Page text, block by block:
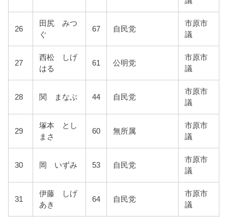
26
田尻 みつ
ぐ
67 自民党
市原市
議
27
西松 しげ
はる
61 公明党
市原市
議
28 関 まなぶ 44 自民党
市原市
議
29
塚本 とし
まさ
60 無所属
市原市
議
30 岡 いずみ 53 自民党
市原市
議
31
伊藤 しげ
あき
64 自民党
市原市
議